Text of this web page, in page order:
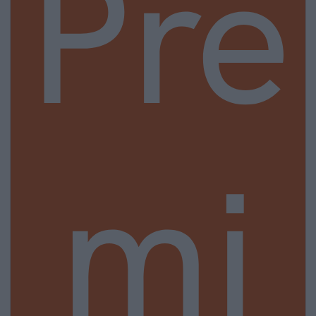
mi